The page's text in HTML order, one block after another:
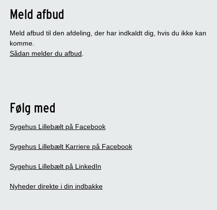
Meld afbud
Meld afbud til den afdeling, der har indkaldt dig, hvis du ikke kan
komme.
Sådan melder du afbud.
Følg med
Sygehus Lillebælt på Facebook
Sygehus Lillebælt Karriere på Facebook
Sygehus Lillebælt på LinkedIn
Nyheder direkte i din indbakke